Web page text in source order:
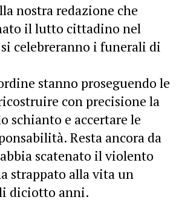
nostra redazione che
il lutto cittadino nel
celebreranno i funerali di
stanno proseguendo le
con precisione la
schianto e accertare le
Resta ancora da
scatenato il violento
strappato alla vita un
diciotto anni.